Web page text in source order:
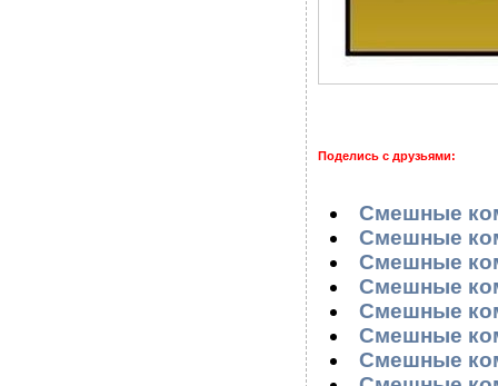
Поделись с друзьями:
Смешные
Смешные
Смешные
Смешные
Смешные
Смешные
Смешные